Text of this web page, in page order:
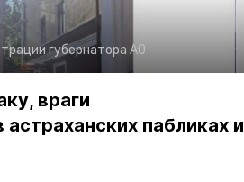
губернатора АО
враги
пабликах и